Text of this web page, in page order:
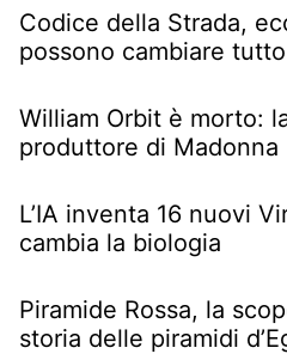
Codice della Strada,
possono cambiare tutto
William Orbit è morto:
produttore di Madonna
L’IA inventa 16 nuovi
cambia la biologia
Piramide Rossa, la
storia delle piramidi